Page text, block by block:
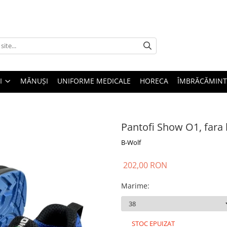
MĂNUȘI UNIFORME MEDICALE HORECA
Pantofi Show O1,
B-Wolf
202,00 RON
Marime:
STOC EPUIZAT